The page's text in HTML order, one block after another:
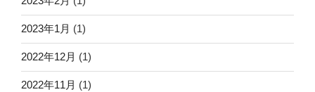
2023年1月 (1)
2022年12月 (1)
2022年11月 (1)